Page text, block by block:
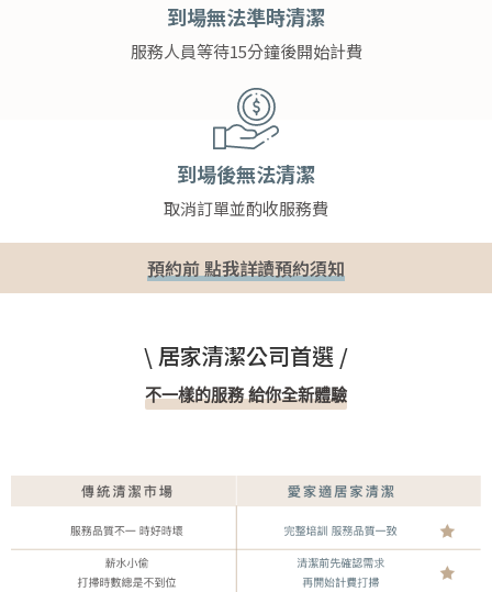
到場無法準時清潔
服務人員等待15分鐘後開始計費
到場後無法清潔
取消訂單並酌收服務費
預約前 點我詳讀預約須知
\ 居家清潔公司首選 /
不一樣的服務 給你全新體驗